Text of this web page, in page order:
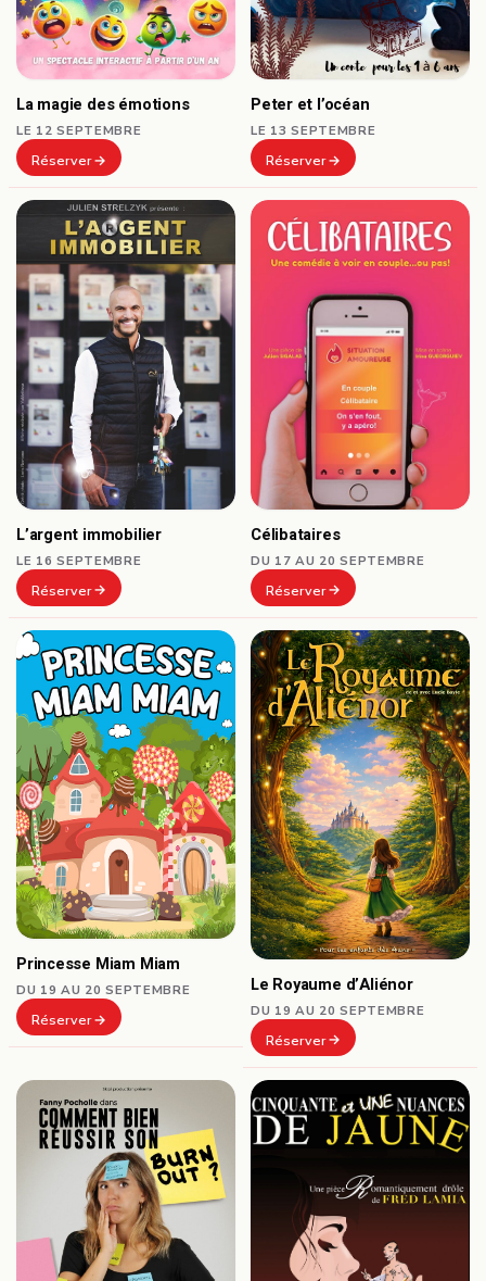
La magie des émotions
LE 12 SEPTEMBRE
Réserver
Peter et l’océan
LE 13 SEPTEMBRE
Réserver
L’argent immobilier
LE 16 SEPTEMBRE
Réserver
Célibataires
DU 17 AU 20 SEPTEMBRE
Réserver
Princesse Miam Miam
DU 19 AU 20 SEPTEMBRE
Réserver
Le Royaume d’Aliénor
DU 19 AU 20 SEPTEMBRE
Réserver